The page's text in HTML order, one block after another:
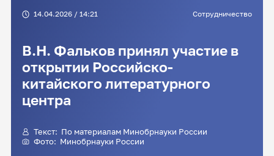
14.04.2026 / 14:21 Сотрудничество
В.Н. Фальков принял участие в
открытии Российско-
китайского литературного
центра
Текст: По материалам Минобрнауки России
Фото: Минобрнауки России